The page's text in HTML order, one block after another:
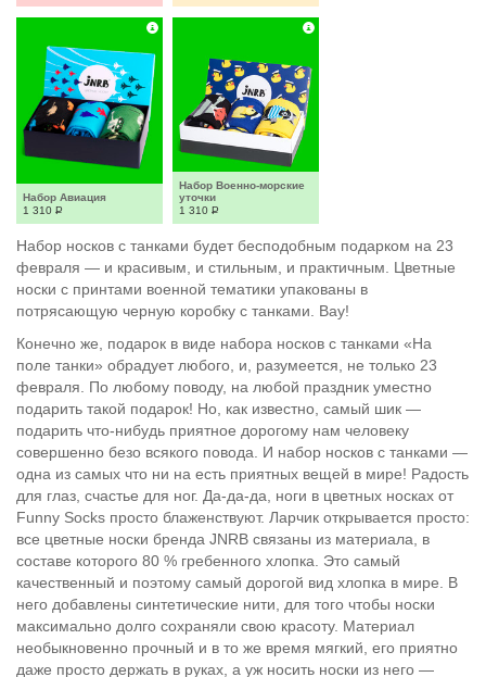
Набор Авиация
1 310 Р
Набор Военно-морские
уточки
1 310 Р
Набор носков с танками будет бесподобным подарком на 23
февраля — и красивым, и стильным, и практичным. Цветные
носки с принтами военной тематики упакованы в
потрясающую черную коробку с танками. Вау!
Конечно же, подарок в виде набора носков с танками «На
поле танки» обрадует любого, и, разумеется, не только 23
февраля. По любому поводу, на любой праздник уместно
подарить такой подарок! Но, как известно, самый шик —
подарить что-нибудь приятное дорогому нам человеку
совершенно безо всякого повода. И набор носков с танками —
одна из самых что ни на есть приятных вещей в мире! Радость
для глаз, счастье для ног. Да-да-да, ноги в цветных носках от
Funny Socks просто блаженствуют. Ларчик открывается просто:
все цветные носки бренда JNRB связаны из материала, в
составе которого 80 % гребенного хлопка. Это самый
качественный и поэтому самый дорогой вид хлопка в мире. В
него добавлены синтетические нити, для того чтобы носки
максимально долго сохраняли свою красоту. Материал
необыкновенно прочный и в то же время мягкий, его приятно
даже просто держать в руках, а уж носить носки из него —